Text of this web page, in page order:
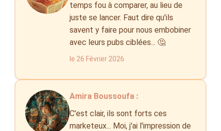
temps fou à comparer, au lieu de
juste se lancer. Faut dire qu'ils
savent y faire pour nous embobiner
avec leurs pubs ciblées... 🤔
le 26 Février 2026
Amira Boussoufa :
C'est clair, ils sont forts ces
marketeux... Moi, j'ai l'impression de